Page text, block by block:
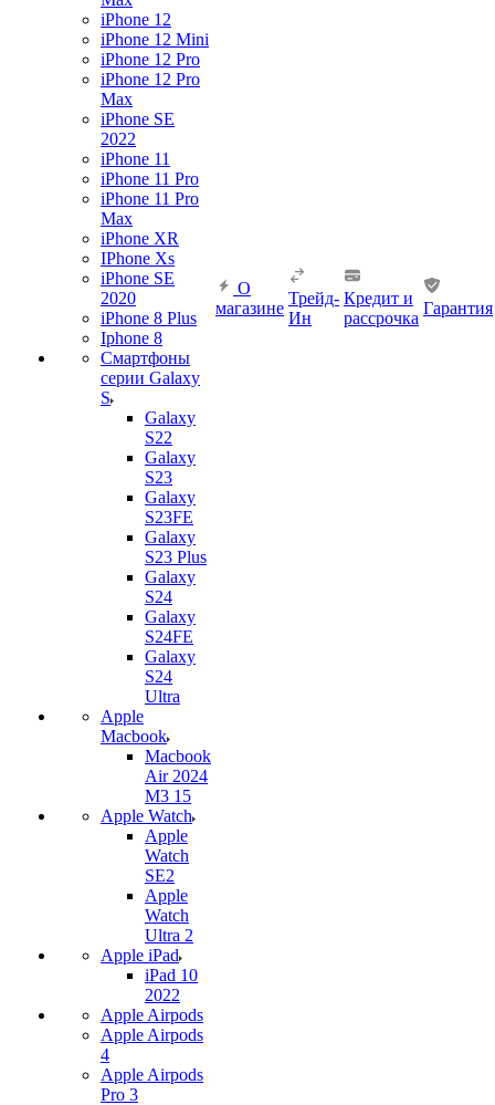
iPhone 12
iPhone 12 Mini
iPhone 12 Pro
iPhone 12 Pro
Max
iPhone SE
2022
iPhone 11
iPhone 11 Pro
iPhone 11 Pro
Max
iPhone XR
IPhone Xs
iPhone SE
2020
iPhone 8 Plus
Iphone 8
Смартфоны
серии Galaxy
S
Galaxy
S22
Galaxy
S23
Galaxy
S23FE
Galaxy
S23 Plus
Galaxy
S24
Galaxy
S24FE
Galaxy
S24
Ultra
Apple
Macbook
Macbook
Air 2024
M3 15
Apple Watch
Apple
Watch
SE2
Apple
Watch
Ultra 2
Apple iPad
iPad 10
2022
Apple Airpods
Apple Airpods
4
Apple Airpods
Pro 3
О
магазине
Трейд-
Ин
Кредит и
рассрочка
Гарантия